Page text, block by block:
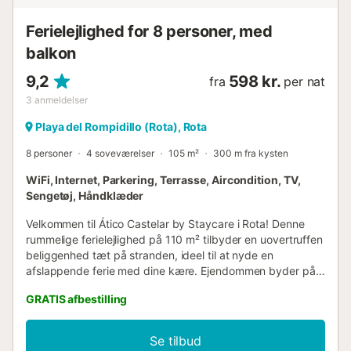
Ferielejlighed for 8 personer, med
balkon
9,2
3 anmeldelser
fra 598 kr. per nat
Playa del Rompidillo (Rota), Rota
8 personer 4 soveværelser 105 m² 300 m fra kysten
WiFi, Internet, Parkering, Terrasse, Aircondition, TV,
Sengetøj, Håndklæder
Velkommen til Ático Castelar by Staycare i Rota! Denne
rummelige ferielejlighed på 110 m² tilbyder en uovertruffen
beliggenhed tæt på stranden, ideel til at nyde en
afslappende ferie med dine kære. Ejendommen byder på:
dine yndlingsmåltider. 4 komfortable soveværelser. 2
komplette badeværelser. 1 toilet. Med plads til op til 8
personer er dette sted perfekt for familier eller grupper,
GRATIS afbestilling
Se tilbud